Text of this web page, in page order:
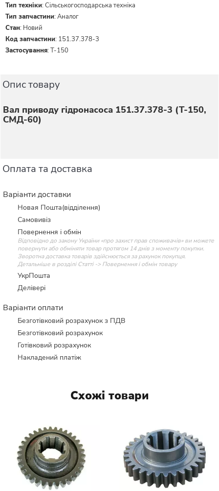
Тип техніки:Сільськогосподарська техніка
Тип запчастини:Аналог
Стан: Новий
Код запчастини: 151.37.378-3
Застосування:Т-150
Опис товару
Вал приводу гідронасоса 151.37.378-3 (Т-150,
СМД-60)
Оплата та доставка
Варіанти доставки
Новая Пошта(відділення)
Самовивіз
Повернення і обмін
Відповідно до закону України «про захист прав споживачів» ви можете
повернути або обміняти товар протягом 14 днів з моменту покупки.
Зворотна доставка товарів здійснюється за рахунок покупця.
Детальніше в розділі Статті -> Повернення і обмін товару
УкрПошта
Делівері
Варіанти оплати
Безготівковий розрахунок з ПДВ
Безготівковий розрахунок
Готівковий розрахунок
Накладений платіж
Схожі товари